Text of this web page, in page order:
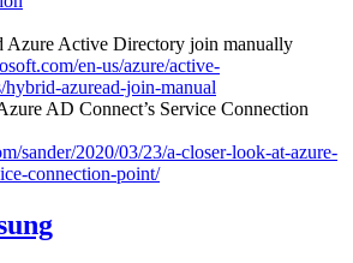
Azure Active Directory join manually
en-us/azure/active-
azuread-join-manual
AD Connect’s Service Connection
sander/2020/03/23/a-closer-look-at-azure-
connection-point/